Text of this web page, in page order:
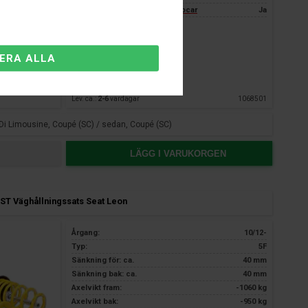
3 års garanti endast hos Nardocar
Ja
Lev. ca.: 2-6vardagar 1068501
Limousine, Coupé (SC) / sedan, Coupé (SC)
LÄGG I VARUKORGEN
ST Väghållningssats Seat Leon
Årgang:
10/12-
Typ:
5F
Sänkning för: ca.
40 mm
Sänkning bak: ca.
40 mm
Axelvikt fram:
-1060 kg
Axelvikt bak:
-950 kg